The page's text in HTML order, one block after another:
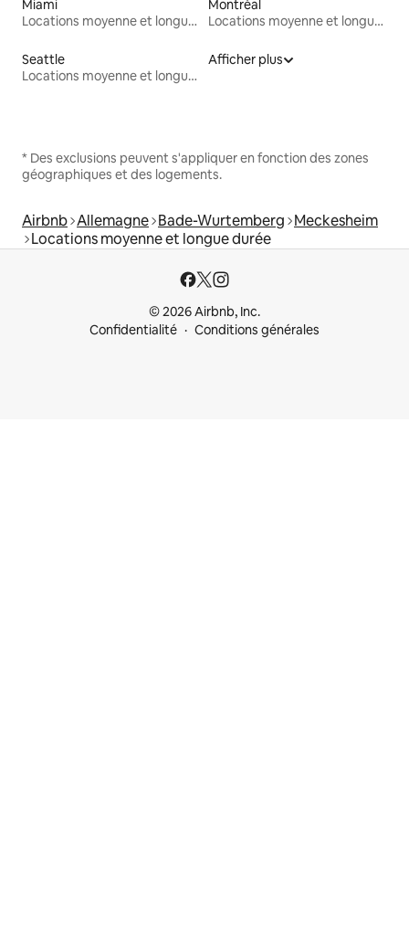
Miami
Locations moyenne et longue durée
Montréal
Locations moyenne et longue durée
Seattle
Locations moyenne et longue durée
Afficher plus
* Des exclusions peuvent s'appliquer en fonction des zones
géographiques et des logements.
Airbnb Allemagne Bade-Wurtemberg Meckesheim
Locations moyenne et longue durée
© 2026 Airbnb, Inc.
Confidentialité
Conditions générales